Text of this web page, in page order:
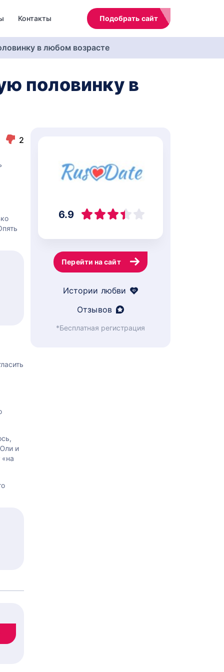
Контакты Подобрать сайт
в любом возрасте
половинку в
2
и
6.9
Перейти на сайт
Истории любви
Отзывов
*Бесплатная регистрация